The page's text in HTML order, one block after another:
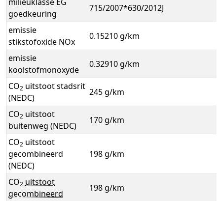
goedkeuring
715/2007*630/2012J
emissie
stikstofoxide NOx
0.15210 g/km
emissie
koolstofmonoxyde
0.32910 g/km
CO2 uitstoot stadsrit
(NEDC)
245 g/km
CO2 uitstoot
buitenweg (NEDC)
170 g/km
CO2 uitstoot
gecombineerd
(NEDC)
198 g/km
CO2 uitstoot
gecombineerd
198 g/km